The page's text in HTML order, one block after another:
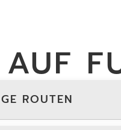
ROUTEN